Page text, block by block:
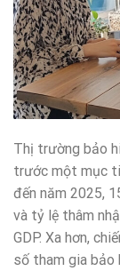
Thị trường bảo
trước một mục
đến năm 2025,
và tỷ lệ thâm
GDP. Xa hơn,
số tham gia bảo